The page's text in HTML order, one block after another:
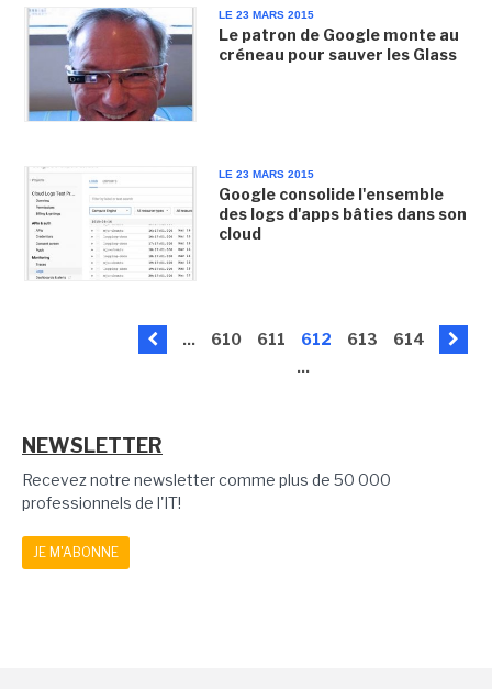
LE 23 MARS 2015
Le patron de Google monte au
créneau pour sauver les Glass
LE 23 MARS 2015
Google consolide l'ensemble
des logs d'apps bâties dans son
cloud
... 610 611 612 613
614
...
NEWSLETTER
Recevez notre newsletter comme plus de 50 000
professionnels de l'IT!
JE M'ABONNE